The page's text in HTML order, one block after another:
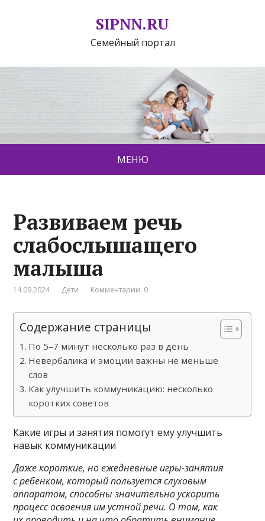
SIPNN.RU
Семейный портал
МЕНЮ
Развиваем речь
слабослышащего
малыша
14.09.2024 Дети Комментарии: 0
Содержание страницы
По 5–7 минут несколько раз в день
Невербалика и эмоции важны не меньше
слов
Как улучшить коммуникацию: несколько
коротких советов
Какие игры и занятия помогут ему улучшить
навык коммуникации
Даже короткие, но ежедневные игры-занятия
с ребенком, который пользуется слуховым
аппаратом, способны значительно ускорить
процесс освоения им устной речи. О том, как